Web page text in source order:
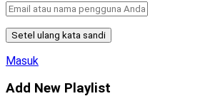
Masuk
Add New Playlist